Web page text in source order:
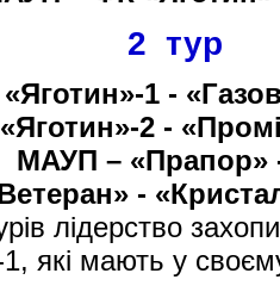
2 тур
1 -
2 -
МАУП – «Прапор»
-
лідерство
які мають у